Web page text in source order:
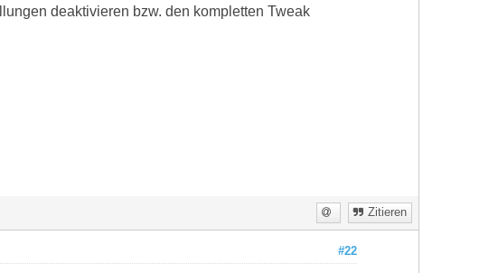
deaktivieren bzw. den kompletten Tweak
Zitieren
#22